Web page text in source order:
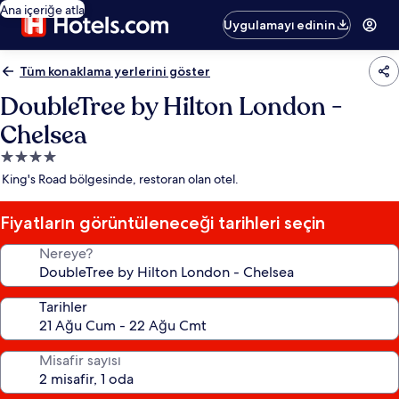
Ana içeriğe atla
Uygulamayı edinin
Tüm konaklama yerlerini göster
DoubleTree by Hilton London -
Chelsea
4.0
yıldızlı
yeri
King's Road bölgesinde, restoran olan otel.
Fiyatların görüntüleneceği tarihleri seçin
Nereye?
Tarihler
Misafir sayısı